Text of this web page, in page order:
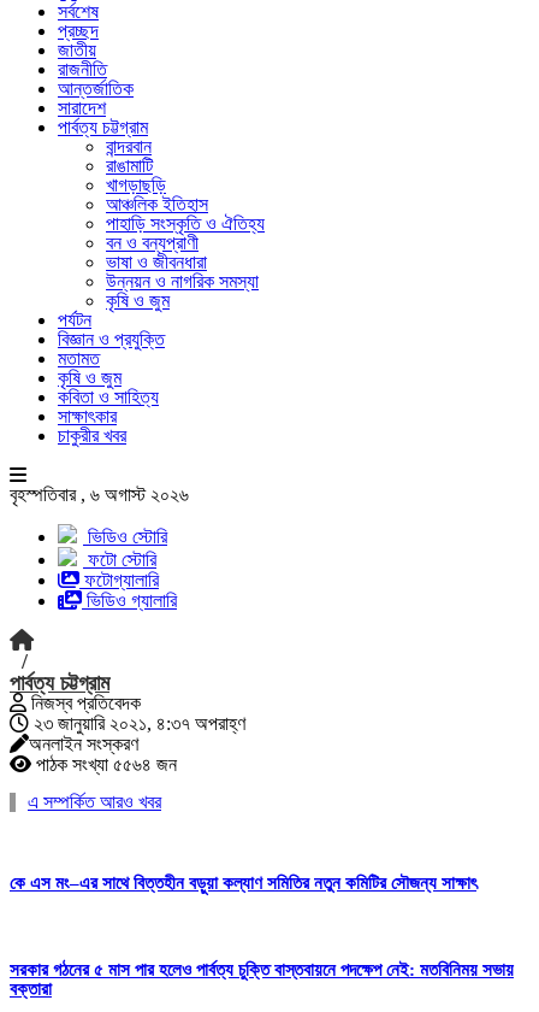
সর্বশেষ
প্রচ্ছদ
জাতীয়
রাজনীতি
আন্তর্জাতিক
সারাদেশ
পার্বত্য চট্টগ্রাম
বান্দরবান
রাঙামাটি
খাগড়াছড়ি
আঞ্চলিক ইতিহাস
পাহাড়ি সংস্কৃতি ও ঐতিহ্য
বন ও বন্যপ্রাণী
ভাষা ও জীবনধারা
উন্নয়ন ও নাগরিক সমস্যা
কৃষি ও জুম
পর্যটন
বিজ্ঞান ও প্রযুক্তি
মতামত
কৃষি ও জুম
কবিতা ও সাহিত্য
সাক্ষাৎকার
চাকুরীর খবর
বৃহস্পতিবার , ৬ অগাস্ট ২০২৬
ভিডিও স্টোরি
ফটো স্টোরি
ফটোগ্যালারি
ভিডিও গ্যালারি
/
পার্বত্য চট্টগ্রাম
নিজস্ব প্রতিবেদক
২৩ জানুয়ারি ২০২১, ৪:৩৭ অপরাহ্ণ
অনলাইন সংস্করণ
পাঠক সংখ্যা ৫৫৬৪ জন
এ সম্পর্কিত আরও খবর
কে এস মং–এর সাথে বিত্তহীন বড়ুয়া কল্যাণ সমিতির নতুন কমিটির সৌজন্য সাক্ষাৎ
সরকার গঠনের ৫ মাস পার হলেও পার্বত্য চুক্তি বাস্তবায়নে পদক্ষেপ নেই: মতবিনিময় সভায়
বক্তারা